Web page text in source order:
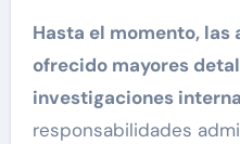
Hasta el momento, las
ofrecido mayores
investigaciones
responsabilidades